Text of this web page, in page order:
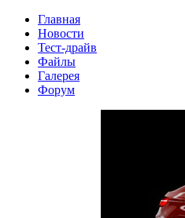
Главная
Новости
Тест-драйв
Файлы
Галерея
Форум